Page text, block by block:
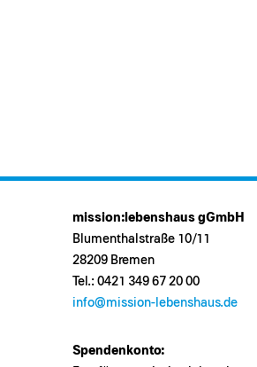
mission:lebenshaus gGmbH
Blumenthalstraße 10/11
28209 Bremen
Tel.: 0421 349 67 20 00
info@mission-lebenshaus.de
Spendenkonto: